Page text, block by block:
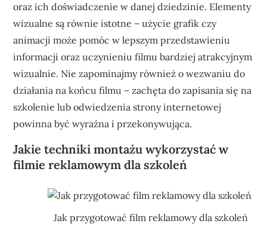
oraz ich doświadczenie w danej dziedzinie. Elementy
wizualne są równie istotne – użycie grafik czy
animacji może pomóc w lepszym przedstawieniu
informacji oraz uczynieniu filmu bardziej atrakcyjnym
wizualnie. Nie zapominajmy również o wezwaniu do
działania na końcu filmu – zachęta do zapisania się na
szkolenie lub odwiedzenia strony internetowej
powinna być wyraźna i przekonywująca.
Jakie techniki montażu wykorzystać w
filmie reklamowym dla szkoleń
Jak przygotować film reklamowy dla szkoleń